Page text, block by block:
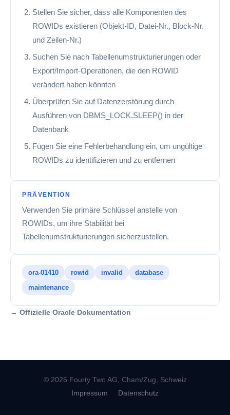
Stellen Sie sicher, dass alle Komponenten des
ROWIDs existieren (Objekt-ID, Datei-Nr., Block-Nr.
und Zeilen-Nr.)
Suchen Sie nach Tabellenumstrukturierungen oder
Export/Import-Operationen, die den ROWID
verändert haben könnten
Überprüfen Sie auf Datenzerstörung durch
Ausführen von DBMS_LOCK.SLEEP() in der
Datenbank
Fügen Sie eine Fehlerbehandlung ein, um ungültige
ROWIDs zu identifizieren und zu entfernen
PRÄVENTION
Verwenden Sie primäre Schlüssel anstelle von
ROWIDs, um ihre Stabilität bei
Tabellenumstrukturierungen sicherzustellen.
ora-01410 rowid invalid
database
maintenance
→ Offizielle Oracle Dokumentation
© 2026 Fourty Two AG, Cham/Zug, Schweiz
Impressum
Datenschutz